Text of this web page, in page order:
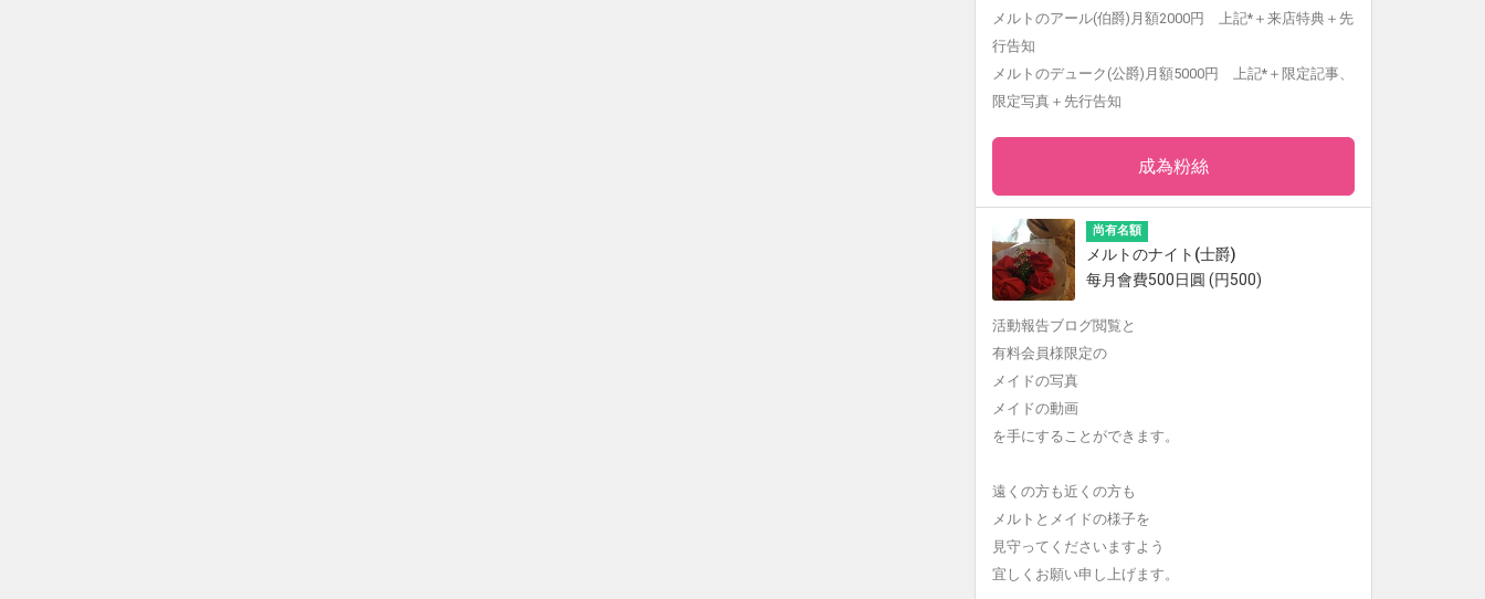
メルトのアール(伯爵)月額2000円 上記*＋来店特典＋先
行告知
メルトのデューク(公爵)月額5000円 上記*＋限定記事、
限定写真＋先行告知
成為粉絲
尚有名額
メルトのナイト(士爵)
每月會費500日圓 (円500)
活動報告ブログ閲覧と
有料会員様限定の
メイドの写真
メイドの動画
を手にすることができます。
遠くの方も近くの方も
メルトとメイドの様子を
見守ってくださいますよう
宜しくお願い申し上げます。